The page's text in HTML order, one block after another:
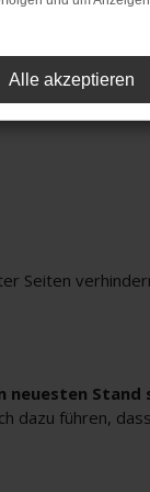
Seiten
neuesten Stand
dazu führen,
Alle akzeptieren